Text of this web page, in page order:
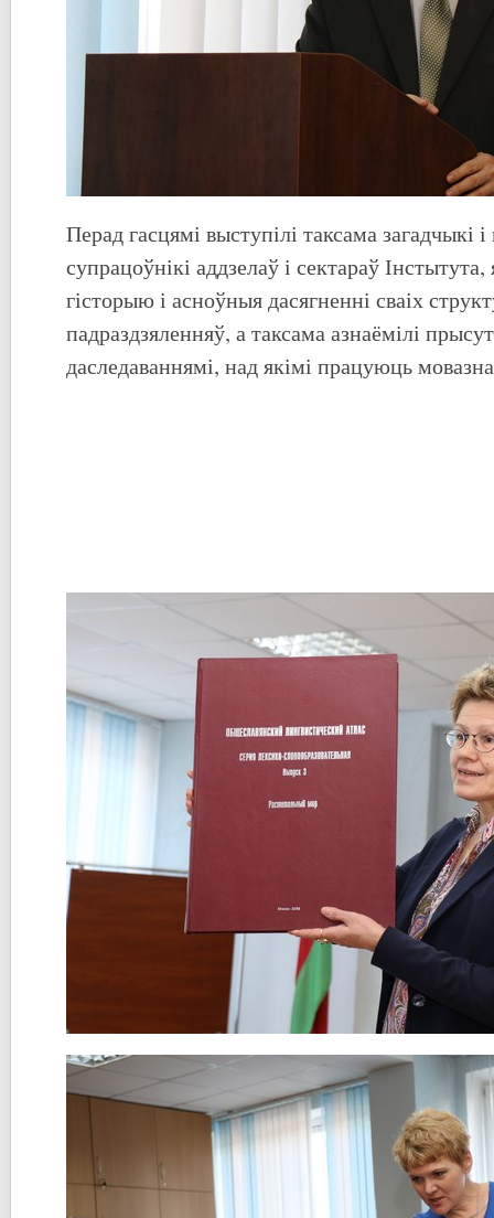
Перад гасцямі выступілі таксама загадчыкі
супрацоўнікі аддзелаў і сектараў Інстытута,
гісторыю і асноўныя дасягненні сваіх
падраздзяленняў, а таксама азнаёмілі
даследаваннямі, над якімі працуюць